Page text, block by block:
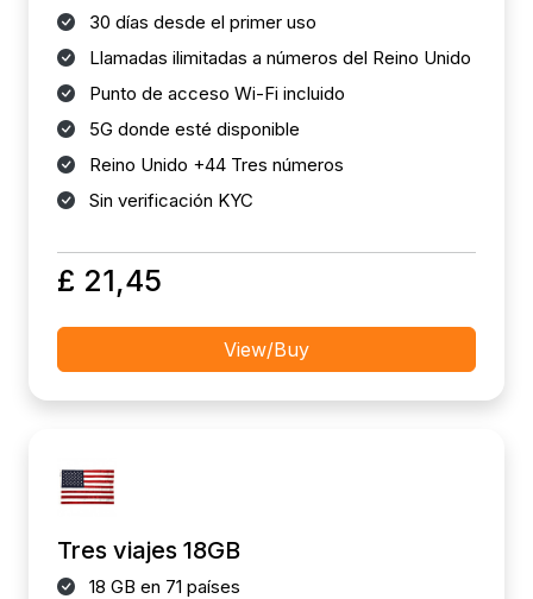
30 días desde el primer uso
Llamadas ilimitadas a números del Reino Unido
Punto de acceso Wi-Fi incluido
5G donde esté disponible
Reino Unido +44 Tres números
Sin verificación KYC
£ 21,45
View/Buy
Tres viajes 18GB
18 GB en 71 países